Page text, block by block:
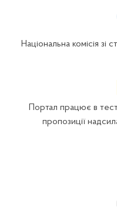
Національна комісія зі
Портал працює в
пропозиції